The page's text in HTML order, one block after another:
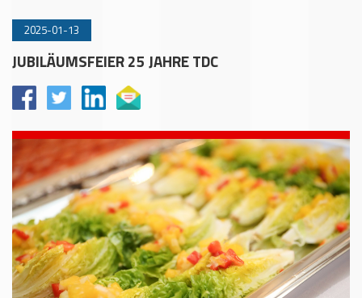
2025-01-13
JUBILÄUMSFEIER 25 JAHRE TDC